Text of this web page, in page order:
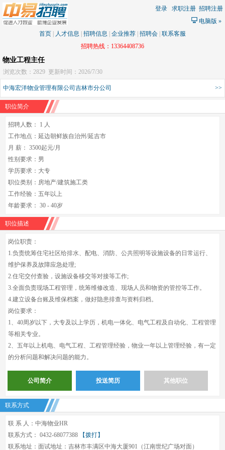
登录 求职注册 招聘注册
电脑版 »
首页
人才信息 招聘信息 企业推荐 招聘会 联系客服
招聘热线：13364408736
物业工程主任
浏览次数：2829 更新时间：2026/7/30
>>
中海宏洋物业管理有限公司吉林市分公司
职位简介
招聘人数： 1 人
工作地点：延边朝鲜族自治州/延吉市
月 薪： 3500起元/月
性别要求：男
学历要求：大专
职位类别：房地产/建筑施工类
工作经验：五年以上
年龄要求： 30 - 40岁
职位描述
岗位职责：
1.负责统筹住宅社区给排水、配电、消防、公共照明等设施设备的日常运行、
维护保养及故障应急处理;
2.住宅交付查验，设施设备移交等对接等工作;
3.全面负责现场工程管理，统筹维修改造、现场人员和物资的管控等工作。
4.建立设备台账及维保档案，做好隐患排查与资料归档。
岗位要求：
1、40周岁以下，大专及以上学历，机电一体化、电气工程及自动化、工程管理
等相关专业。
2、五年以上机电、电气工程、工程管理经验，物业一年以上管理经验，有一定
的分析问题和解决问题的能力。
公司简介 投送简历 其他职位
联系方式
联 系 人：中海物业HR
联系方式： 0432-68077388
【拨打】
联系地址：面试地址：吉林市丰满区中海大厦901（江南世纪广场对面）